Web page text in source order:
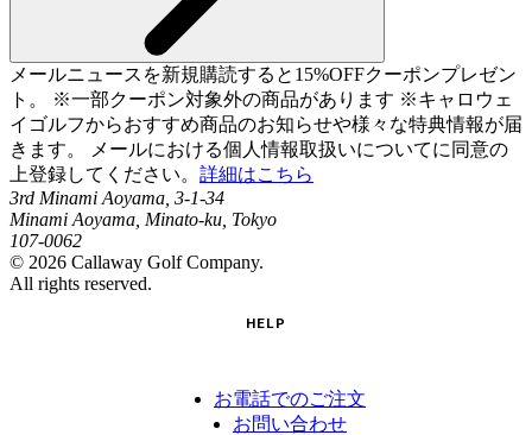
メールニュースを新規購読すると15%OFFクーポンプレゼン
ト。 ※一部クーポン対象外の商品があります ※キャロウェ
イゴルフからおすすめ商品のお知らせや様々な特典情報が届
きます。 メールにおける個人情報取扱いについてに同意の
上登録してください。 詳細はこちら
3rd Minami Aoyama, 3-1-34
Minami Aoyama, Minato-ku, Tokyo
107-0062
© 2026 Callaway Golf Company.
All rights reserved.
HELP
お電話でのご注文
お問い合わせ